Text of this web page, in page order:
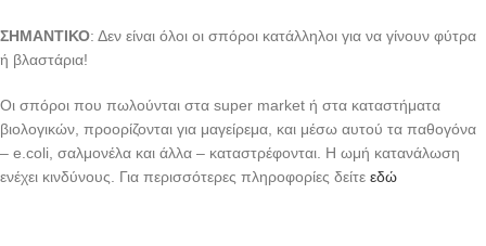
ΣΗΜΑΝΤΙΚΟ: Δεν είναι όλοι οι σπόροι κατάλληλοι για να γίνουν φύτρα
ή βλαστάρια!
Οι σπόροι που πωλούνται στα super market ή στα καταστήματα
βιολογικών, προορίζονται για μαγείρεμα, και μέσω αυτού τα παθογόνα
– e.coli, σαλμονέλα και άλλα – καταστρέφονται. Η ωμή κατανάλωση
ενέχει κινδύνους. Για περισσότερες πληροφορίες δείτε εδώ